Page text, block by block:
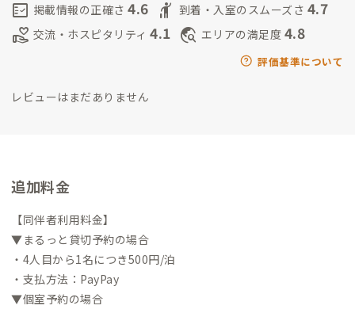
fact_check 掲載情報の正確さ 4.6 hail 到着・入室のスムーズさ 4.7
volunteer_activism 交流・ホスピタリティ 4.1 travel_explore エリアの満足度 4.8
評価基準について
レビューはまだありません
追加料金
【同伴者利用料金】
▼まるっと貸切予約の場合
・4人目から1名につき500円/泊
・支払方法：PayPay
▼個室予約の場合